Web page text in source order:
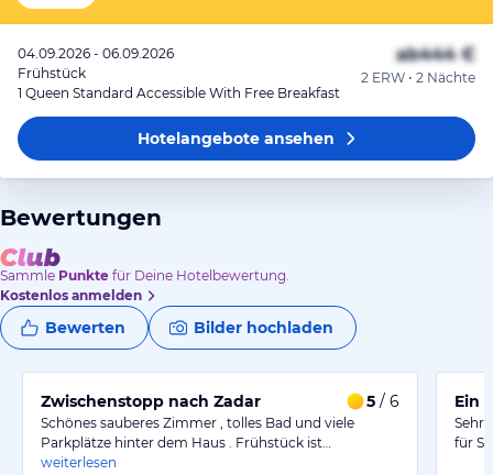
04.09.2026 - 06.09.2026
Frühstück
1 Queen Standard Accessible With Free Breakfast
ab444 €
2 ERW • 2 Nächte
Hotelangeboteansehen
Bewertungen
Sammle Punkte für Deine Hotelbewertung.
Kostenlos anmelden
Bewerten Bilder hochladen
Zwischenstopp nach Zadar 5 / 6
Schönes sauberes Zimmer , tolles Bad und viele
Parkplätze hinter dem Haus . Frühstück ist…
weiterlesen
Ein
Sehr
für